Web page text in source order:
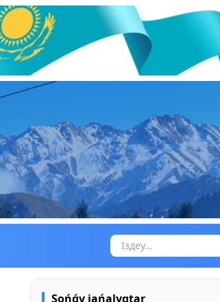
Sońǵy jańalyqtar